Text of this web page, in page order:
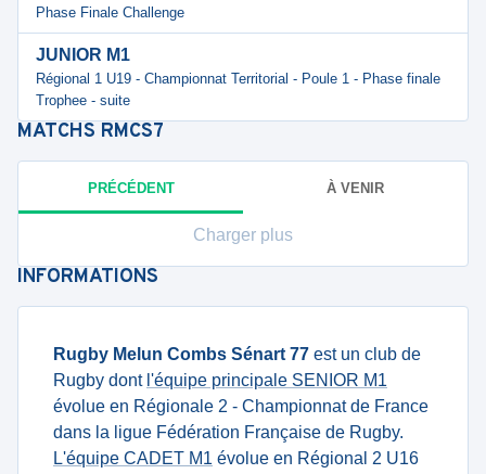
Phase Finale Challenge
JUNIOR M1
Régional 1 U19 - Championnat Territorial - Poule 1 - Phase finale
Trophee - suite
MATCHS RMCS7
PRÉCÉDENT À VENIR
Charger plus
INFORMATIONS
Rugby Melun Combs Sénart 77 est un club de
Rugby dont l'équipe principale SENIOR M1
évolue en Régionale 2 - Championnat de France
dans la ligue Fédération Française de Rugby.
L'équipe CADET M1 évolue en Régional 2 U16